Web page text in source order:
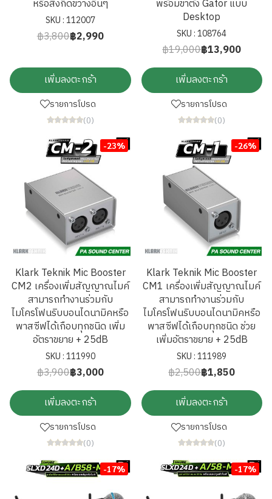
หรือสิ่งกีดขวางอื่นๆ
SKU : 112007
฿3,800฿2,990
เพิ่มลงตะกร้า
รายการโปรด
(0)
พร้อมขาตั้ง Gator แบบ
Desktop
SKU : 108764
฿19,000฿13,900
เพิ่มลงตะกร้า
รายการโปรด
(0)
-23%
Klark Teknik Mic Booster
CM2 เครื่องเพิ่มสัญญาณไมค์
สามารถทำงานร่วมกับ
ไมโครโฟนริบบอนไดนามิคหรือ
พาสซีฟได้เกือบทุกชนิด เพิ่ม
อัตราขยาย + 25dB
SKU : 111990
฿3,900฿3,000
เพิ่มลงตะกร้า
รายการโปรด
(0)
-26%
Klark Teknik Mic Booster
CM1 เครื่องเพิ่มสัญญาณไมค์
สามารถทำงานร่วมกับ
ไมโครโฟนริบบอนไดนามิคหรือ
พาสซีฟได้เกือบทุกชนิด ช่วย
เพิ่มอัตราขยาย + 25dB
SKU : 111989
฿2,500฿1,850
เพิ่มลงตะกร้า
รายการโปรด
(0)
-17% -17%